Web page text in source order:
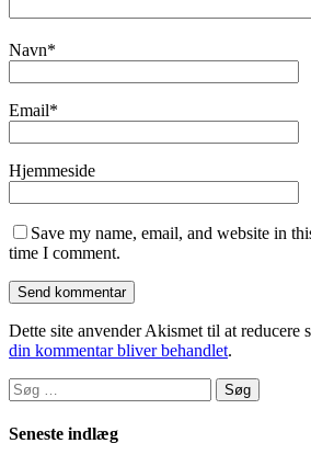
Navn*
Email*
Hjemmeside
Save my name, email, and website in
time I comment.
Dette site anvender Akismet til at reducere
din kommentar bliver behandlet.
Søg
efter:
Seneste indlæg